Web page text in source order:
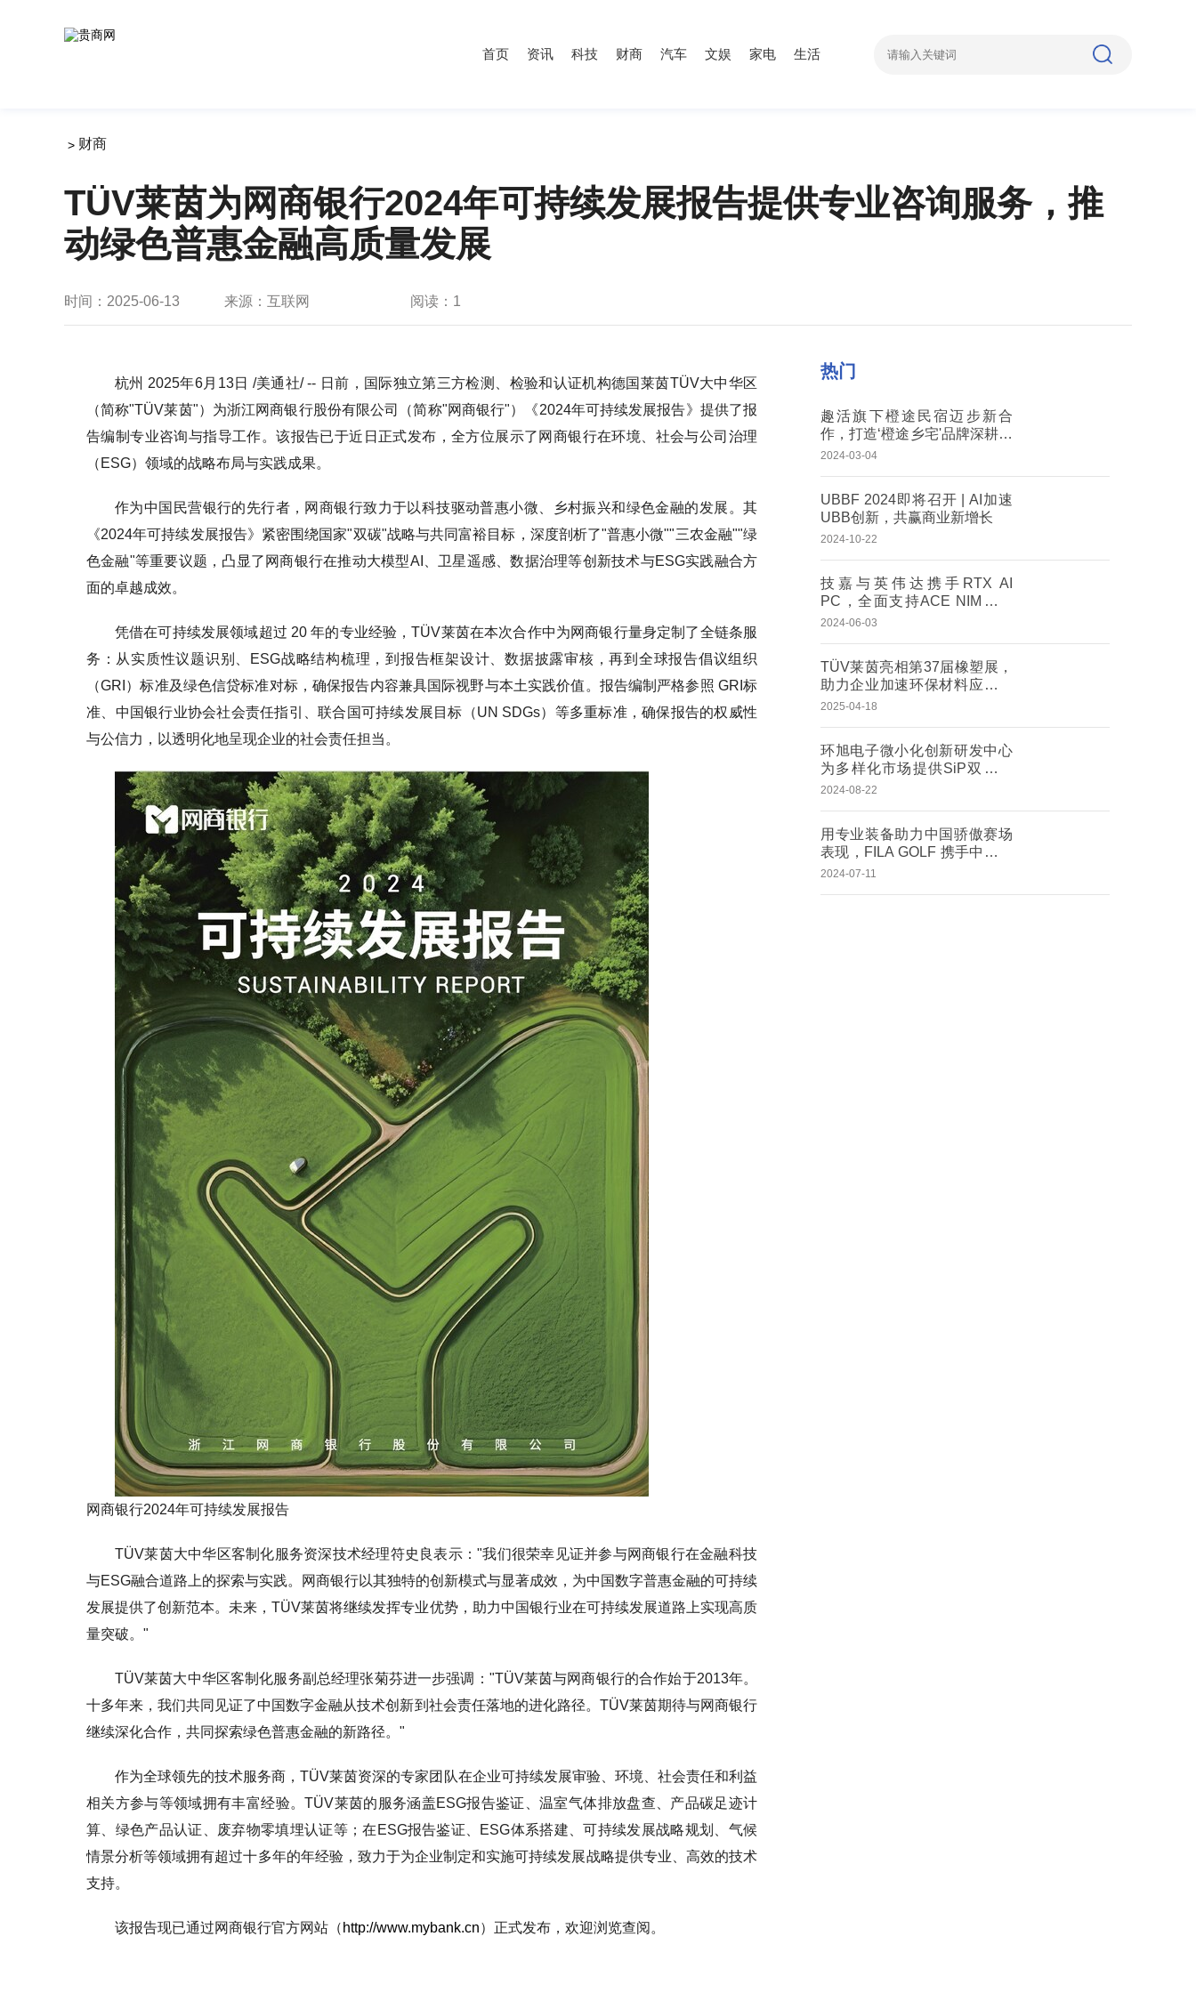
首页 资讯 科技 财商 汽车 文娱 家电 生活
> 财商
TÜV莱茵为网商银行2024年可持续发展报告提供专业咨询服务，推
动绿色普惠金融高质量发展
时间：2025-06-13 来源：互联网 阅读： 1
杭州 2025年6月13日 /美通社/ -- 日前，国际独立第三方检测、检验和认证机构德国莱茵TÜV大中华区
（简称"TÜV莱茵"）为浙江网商银行股份有限公司（简称"网商银行"）《2024年可持续发展报告》提供了报
告编制专业咨询与指导工作。该报告已于近日正式发布，全方位展示了网商银行在环境、社会与公司治理
（ESG）领域的战略布局与实践成果。
作为中国民营银行的先行者，网商银行致力于以科技驱动普惠小微、乡村振兴和绿色金融的发展。其
《2024年可持续发展报告》紧密围绕国家"双碳"战略与共同富裕目标，深度剖析了"普惠小微""三农金融""绿
色金融"等重要议题，凸显了网商银行在推动大模型AI、卫星遥感、数据治理等创新技术与ESG实践融合方
面的卓越成效。
凭借在可持续发展领域超过 20 年的专业经验，TÜV莱茵在本次合作中为网商银行量身定制了全链条服
务：从实质性议题识别、ESG战略结构梳理，到报告框架设计、数据披露审核，再到全球报告倡议组织
（GRI）标准及绿色信贷标准对标，确保报告内容兼具国际视野与本土实践价值。报告编制严格参照 GRI标
准、中国银行业协会社会责任指引、联合国可持续发展目标（UN SDGs）等多重标准，确保报告的权威性
与公信力，以透明化地呈现企业的社会责任担当。
网商银行2024年可持续发展报告
TÜV莱茵大中华区客制化服务资深技术经理符史良表示："我们很荣幸见证并参与网商银行在金融科技
与ESG融合道路上的探索与实践。网商银行以其独特的创新模式与显著成效，为中国数字普惠金融的可持续
发展提供了创新范本。未来，TÜV莱茵将继续发挥专业优势，助力中国银行业在可持续发展道路上实现高质
量突破。"
TÜV莱茵大中华区客制化服务副总经理张菊芬进一步强调："TÜV莱茵与网商银行的合作始于2013年。
十多年来，我们共同见证了中国数字金融从技术创新到社会责任落地的进化路径。TÜV莱茵期待与网商银行
继续深化合作，共同探索绿色普惠金融的新路径。"
作为全球领先的技术服务商，TÜV莱茵资深的专家团队在企业可持续发展审验、环境、社会责任和利益
相关方参与等领域拥有丰富经验。TÜV莱茵的服务涵盖ESG报告鉴证、温室气体排放盘查、产品碳足迹计
算、绿色产品认证、废弃物零填埋认证等；在ESG报告鉴证、ESG体系搭建、可持续发展战略规划、气候
情景分析等领域拥有超过十多年的年经验，致力于为企业制定和实施可持续发展战略提供专业、高效的技术
支持。
该报告现已通过网商银行官方网站（ http://www.mybank.cn）正式发布，欢迎浏览查阅。
热门
趣活旗下橙途民宿迈步新合
作，打造‘橙途乡宅'品牌深耕民
宿业务
2024-03-04
UBBF 2024即将召开 | AI加速
UBB创新，共赢商业新增长
2024-10-22
技嘉与英伟达携手RTX AI
PC，全面支持ACE NIM与数
字人技术
2024-06-03
TÜV莱茵亮相第37届橡塑展，
助力企业加速环保材料应用进
程
2025-04-18
环旭电子微小化创新研发中心
为多样化市场提供SiP双引擎
技术平台
2024-08-22
用专业装备助力中国骄傲赛场
表现，FILA GOLF 携手中国国
家高尔夫球队出征巴黎
2024-07-11